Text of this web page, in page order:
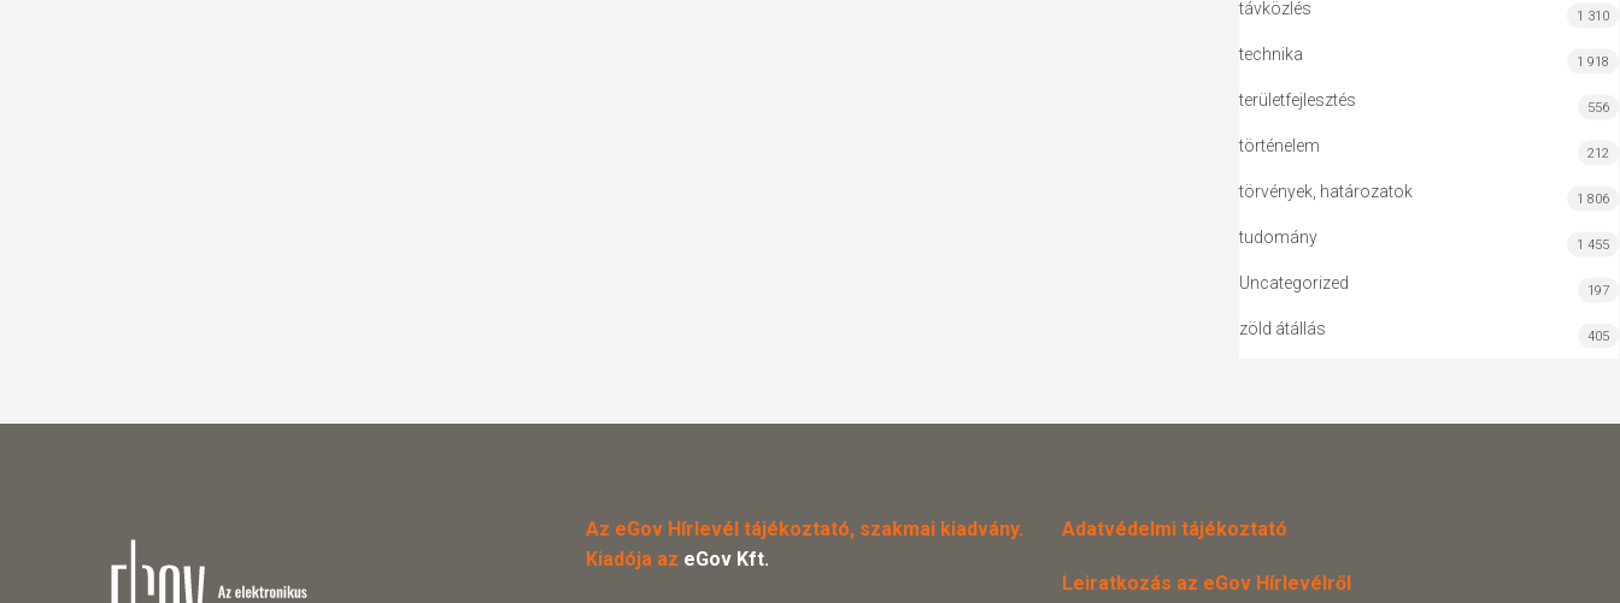
távközlés 1 310
technika 1 918
területfejlesztés 556
történelem 212
törvények, határozatok 1 806
tudomány 1 455
Uncategorized 197
zöld átállás 405
Az eGov Hírlevél tájékoztató, szakmai kiadvány.
Kiadója az eGov Kft.
Adatvédelmi tájékoztató
Leiratkozás az eGov Hírlevélről